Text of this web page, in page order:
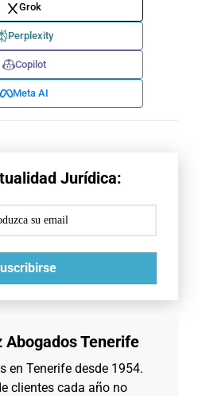
Grok
Perplexity
Copilot
Meta AI
Jurídica:
Abogados Tenerife
en Tenerife desde 1954.
clientes cada año no